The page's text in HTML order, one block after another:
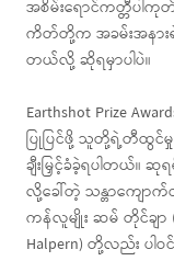
အစိမ်းရောင်ကတ္တီပါကု
ကိတ်တို့က အခမ်းအနာ
တယ်လို့ ဆိုရမှာပါပဲ။
Earthshot Prize
ပြုပြင်ဖို့ သူတို့ရဲ့တီထွင်မှု
ချီးမြှင့်ခံခဲ့ရပါတယ်။
လို့‌ခေါ်တဲ့ သန္တာကျော
ကန်လူမျိုး ဆမ် တိုင်ချာ
Halpern) တို့လည်း ပါဝ